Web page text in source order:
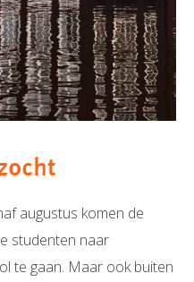
augustus komen de
studenten naar
te gaan. Maar ook buiten